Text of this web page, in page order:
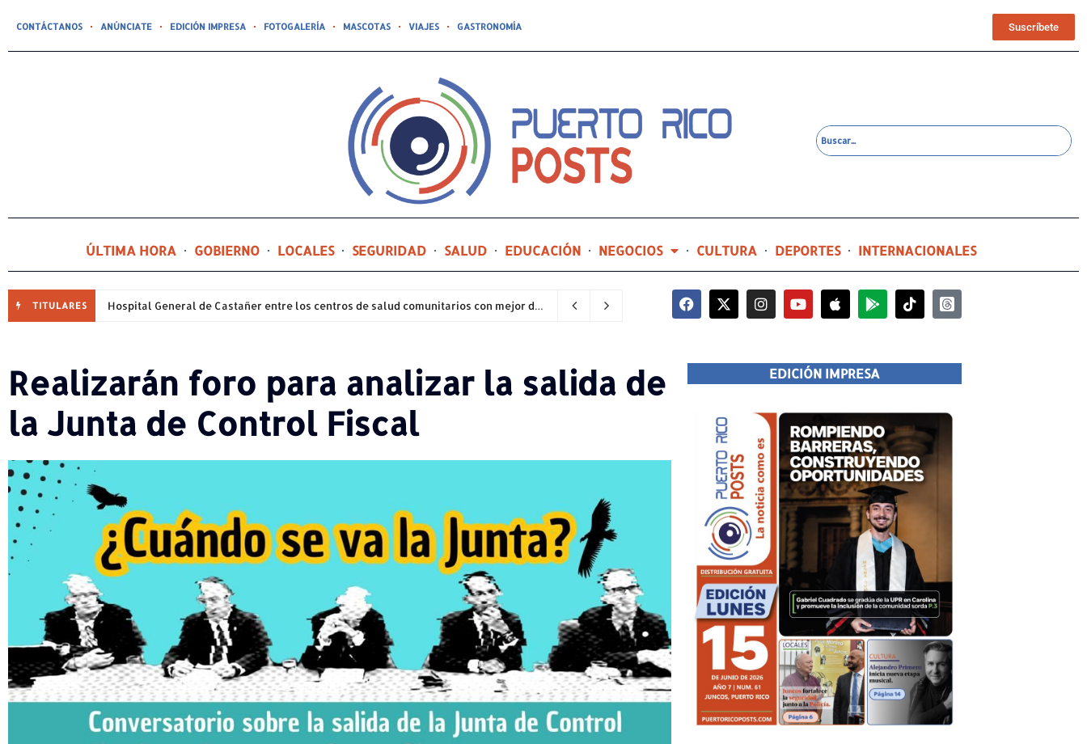
CONTÁCTANOS ANÚNCIATE EDICIÓN IMPRESA FOTOGALERÍA MASCOTAS VIAJES GASTRONOMÍA Suscríbete
ÚLTIMA HORA GOBIERNO LOCALES SEGURIDAD SALUD EDUCACIÓN NEGOCIOS CULTURA DEPORTES INTERNACIONALES
TITULARES Hospital General de Castañer entre los centros de salud comunitarios con mejor desempeño clínico de Estados Unidos 2 horas ago
Realizarán foro para analizar la salida de
la Junta de Control Fiscal
EDICIÓN IMPRESA